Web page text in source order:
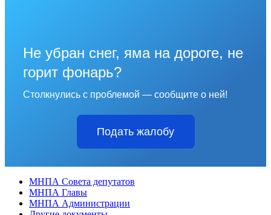
Не убран снег, яма на дороге, не
горит фонарь?
Столкнулись с проблемой — сообщите о ней!
Подать жалобу
МНПА Совета депутатов
МНПА Главы
МНПА Администрации